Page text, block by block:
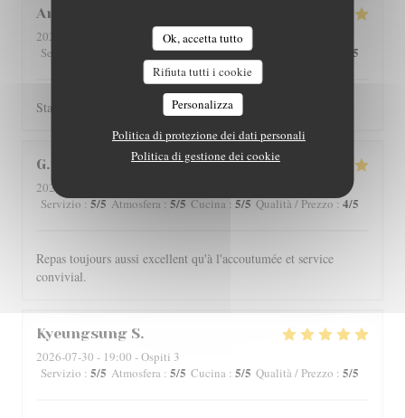
Ok, accetta tutto
Rifiuta tutti i cookie
Personalizza
Politica di protezione dei dati personali
Politica di gestione dei cookie
Angie
2026-07-31
- 12:00 - Ospiti 2
Servizio
Atmosfera:4/5 Cucina:4/5 /5
Staff is really friendly and food is nicely served.
G
2026-07-29
Servizio:5/5 Atmosfera:5/5 Cucina:5/5 Qualità / Prezzo:4/5
Repas toujours aussi excellent qu'à l'accoutumée et service
convivial.
Kyeungsung S
2026-07-30 - 19:00 - Ospiti 3
Servizio : 5/5 Atmosfera : 5/5 Cucina : 5/5 Qualità / Prezzo : 5/5